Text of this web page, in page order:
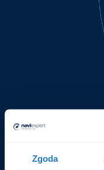
Zgoda